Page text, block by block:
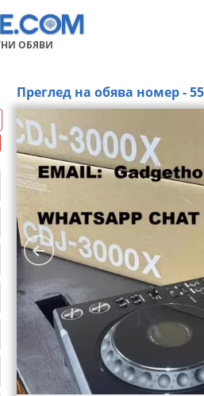
ОБЯВИ
Преглед на обява номер -